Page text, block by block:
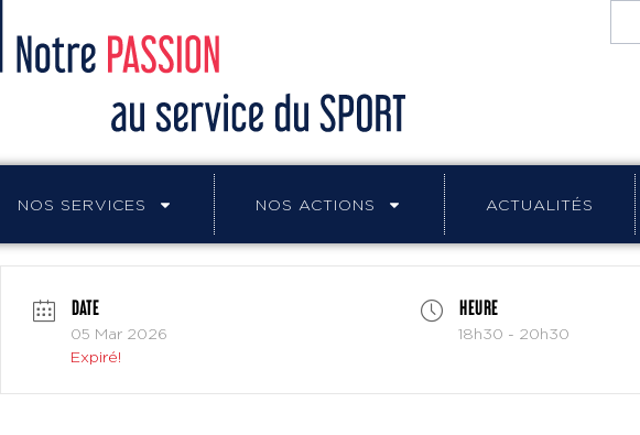
NOS SERVICES NOS ACTIONS ACTUALITÉS
DATE
05 Mar 2026
Expiré!
HEURE
18h30 - 20h30